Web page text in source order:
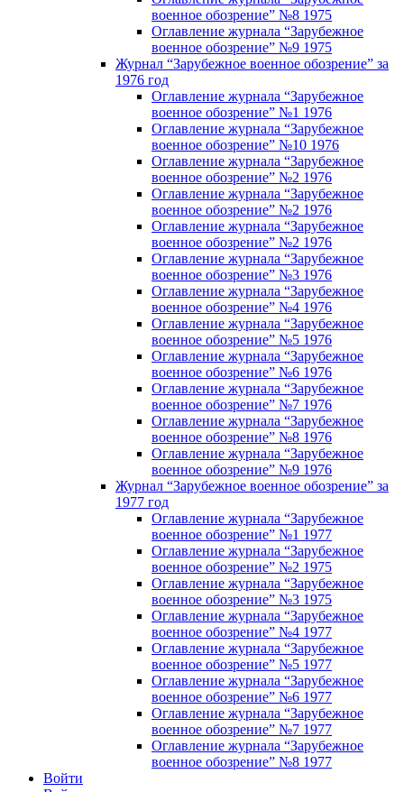
военное обозрение” №8 1975
Оглавление журнала “Зарубежное
военное обозрение” №9 1975
Журнал “Зарубежное военное обозрение” за
1976 год
Оглавление журнала “Зарубежное
военное обозрение” №1 1976
Оглавление журнала “Зарубежное
военное обозрение” №10 1976
Оглавление журнала “Зарубежное
военное обозрение” №2 1976
Оглавление журнала “Зарубежное
военное обозрение” №2 1976
Оглавление журнала “Зарубежное
военное обозрение” №2 1976
Оглавление журнала “Зарубежное
военное обозрение” №3 1976
Оглавление журнала “Зарубежное
военное обозрение” №4 1976
Оглавление журнала “Зарубежное
военное обозрение” №5 1976
Оглавление журнала “Зарубежное
военное обозрение” №6 1976
Оглавление журнала “Зарубежное
военное обозрение” №7 1976
Оглавление журнала “Зарубежное
военное обозрение” №8 1976
Оглавление журнала “Зарубежное
военное обозрение” №9 1976
Журнал “Зарубежное военное обозрение” за
1977 год
Оглавление журнала “Зарубежное
военное обозрение” №1 1977
Оглавление журнала “Зарубежное
военное обозрение” №2 1975
Оглавление журнала “Зарубежное
военное обозрение” №3 1975
Оглавление журнала “Зарубежное
военное обозрение” №4 1977
Оглавление журнала “Зарубежное
военное обозрение” №5 1977
Оглавление журнала “Зарубежное
военное обозрение” №6 1977
Оглавление журнала “Зарубежное
военное обозрение” №7 1977
Оглавление журнала “Зарубежное
военное обозрение” №8 1977
Войти